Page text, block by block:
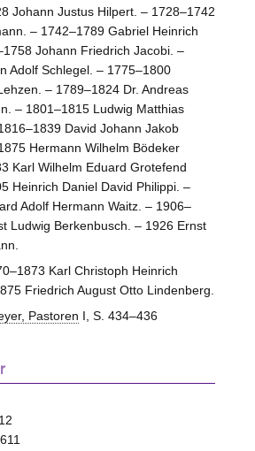
Johann Justus Hilpert. – 1728–1742
– 1742–1789 Gabriel Heinrich
Johann Friedrich Jacobi. –
Adolf Schlegel. – 1775–1800
– 1789–1824 Dr. Andreas
– 1801–1815 Ludwig Matthias
David Johann Jakob
Hermann Wilhelm Bödeker
Karl Wilhelm Eduard Grotefend
Heinrich Daniel David Philippi. –
Adolf Hermann Waitz. – 1906–
Ludwig Berkenbusch. – 1926 Ernst
Karl Christoph Heinrich
Friedrich August Otto Lindenberg.
Pastoren I, S. 434–436